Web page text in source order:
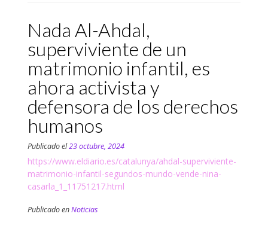
Nada Al-Ahdal,
superviviente de un
matrimonio infantil, es
ahora activista y
defensora de los derechos
humanos
Publicado el23 octubre, 2024
https://www.eldiario.es/catalunya/ahdal-superviviente-
matrimonio-infantil-segundos-mundo-vende-nina-
casarla_1_11751217.html
Publicado enNoticias